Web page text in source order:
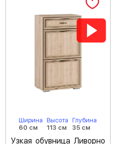
Ширина
60 см
Высота
113 см
Глубина
35 см
Узкая обувница Ливорно